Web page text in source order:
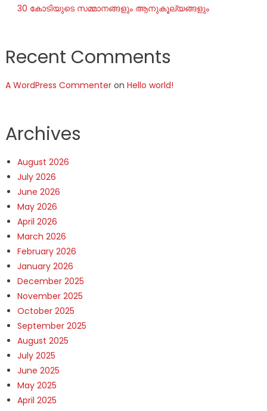
30 കോടിയുടെ സമ്മാനങ്ങളും ആനുകൂല്യങ്ങളും
Recent Comments
A WordPress Commenteron Hello world!
Archives
August 2026
July 2026
June 2026
May 2026
April 2026
March 2026
February 2026
January 2026
December 2025
November 2025
October 2025
September 2025
August 2025
July 2025
June 2025
May 2025
April 2025